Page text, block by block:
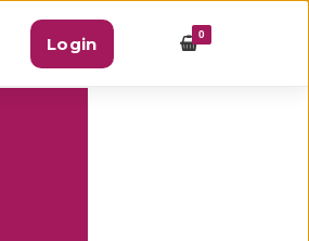
Login 0